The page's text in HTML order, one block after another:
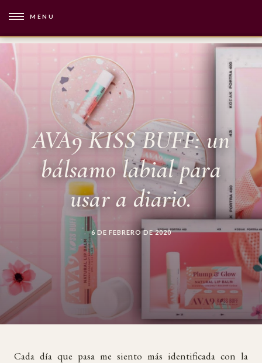
MENU
AVA9 KISS BUFF: un
bálsamo labial para
usar a diario.
6 DE FEBRERO DE 2020
Cada día que pasa me siento más identificada con la